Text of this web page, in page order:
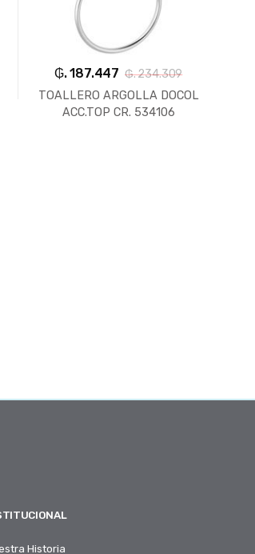
₲. 187.447 ₲. 234.309
TOALLERO ARGOLLA DOCOL
ACC.TOP CR. 534106
Historia